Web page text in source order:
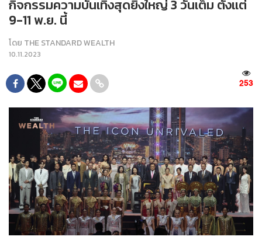
กิจกรรมความบันเทิงสุดยิ่งใหญ่ 3 วันเต็ม ตั้งแต่
9-11 พ.ย. นี้
โดย THE STANDARD WEALTH
10.11.2023
253